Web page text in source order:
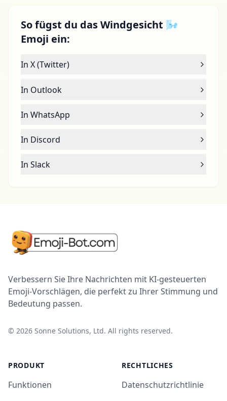
So fügst du das Windgesicht 🌬
Emoji ein:
In X (Twitter)
In Outlook
In WhatsApp
In Discord
In Slack
Verbessern Sie Ihre Nachrichten mit KI-gesteuerten
Emoji-Vorschlägen, die perfekt zu Ihrer Stimmung und
Bedeutung passen.
© 2026 Sonne Solutions, Ltd. All rights reserved.
PRODUKT
Funktionen
RECHTLICHES
Datenschutzrichtlinie